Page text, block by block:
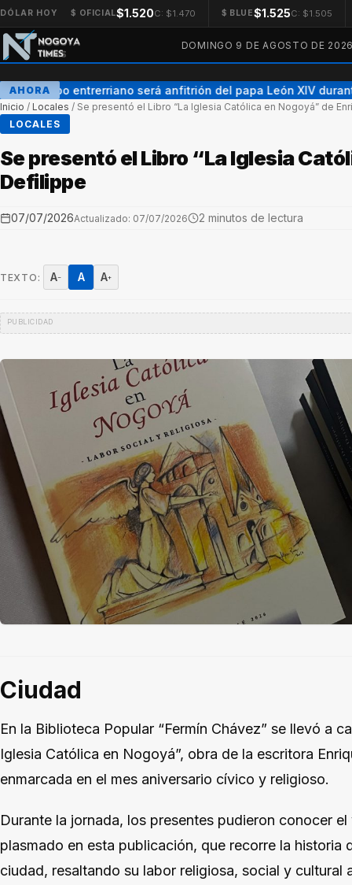
DÓLAR HOY $ OFICIAL$1.520C: $1.470 $ BLUE$1.525C: $1.505
DOMINGO 9 DE AGOSTO DE
AHORA
obispo entrerriano será anfitrión del papa León XIV
Inicio / Locales / Se presentó el Libro “La Iglesia Católica en Nogoyá” de
LOCALES
Se presentó el Libro “La Iglesia
Defilippe
07/07/2026Actualizado: 07/07/2026 2 minutos de lectura
TEXTO: A− A A+
Ciudad
En la Biblioteca Popular “Fermín Chávez” se llevó a
Iglesia Católica en Nogoyá”, obra de la escritora
enmarcada en el mes aniversario cívico y religioso.
Durante la jornada, los presentes pudieron conocer
plasmado en esta publicación, que recorre la historia
ciudad, resaltando su labor religiosa, social y cultural